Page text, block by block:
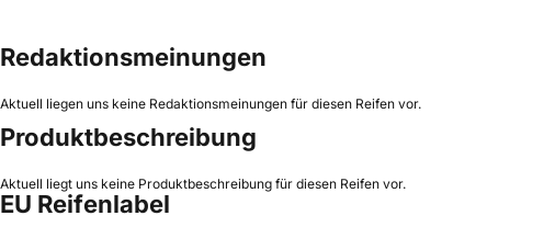
Redaktionsmeinungen
Aktuell liegen uns keine Redaktionsmeinungen für diesen Reifen vor.
Produktbeschreibung
Aktuell liegt uns keine Produktbeschreibung für diesen Reifen vor.
EU Reifenlabel